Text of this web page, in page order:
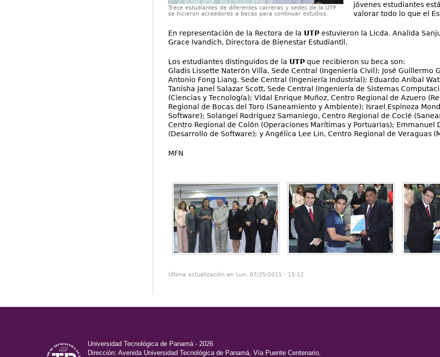
Trece estudiantes de diferentes carreras y sedes de la UTP
se hicieron acreedores a becas para continuar estudios.
jóvenes estudiantes
valorar todo lo que el
En representación de la Rectora de la UTPestuvieron la Licda. Analida
Grace Ivandich, Directora de Bienestar Estudiantil.
Los estudiantes distinguidos de la UTPque recibieron su beca son:
Gladis Lissette Naterón Villa, Sede Central (Ingeniería Civil); José Guillermo
Antonio Fong Liang, Sede Central (Ingeniería Industrial); Eduardo Aníbal
Tanisha Janel Salazar Scott, Sede Central (Ingeniería de Sistemas
(Ciencias y Tecnología); Vidal Enrique Muñoz, Centro Regional de Azuero
Regional de Bocas del Toro (Saneamiento y Ambiente); Israel Espinoza
Software); Solangel Rodríguez Samaniego, Centro Regional de Coclé
Centro Regional de Colón (Operaciones Marítimas y Portuarias); Emmanuel
(Desarrollo de Software); y Angélica Lee Lin, Centro Regional de Veraguas
MFN
Última actualización en Lun, 07/25/2011 - 15:12
Universidad Tecnológica de Panamá - 2026
Dirección: Avenida Universidad Tecnológica de Panamá, Vía Puente Centenario,